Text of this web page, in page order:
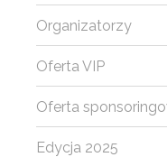
Organizatorzy
Oferta VIP
Oferta
Edycja 2025